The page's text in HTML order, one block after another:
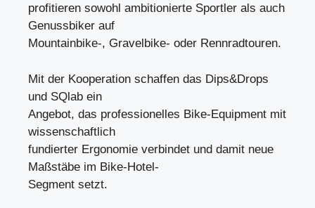
profitieren sowohl ambitionierte Sportler als auch
Genussbiker auf
Mountainbike-, Gravelbike- oder Rennradtouren.
Mit der Kooperation schaffen das Dips&Drops
und SQlab ein
Angebot, das professionelles Bike-Equipment mit
wissenschaftlich
fundierter Ergonomie verbindet und damit neue
Maßstäbe im Bike-Hotel-
Segment setzt.